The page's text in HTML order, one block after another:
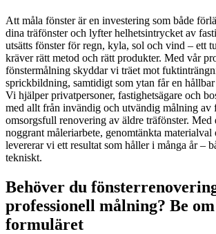
Att måla fönster är en investering som både
dina träfönster och lyfter helhetsintrycket av
utsätts fönster för regn, kyla, sol och vind – ett
kräver rätt metod och rätt produkter. Med vår
fönstermålning skyddar vi träet mot
sprickbildning, samtidigt som ytan får en
Vi hjälper privatpersoner, fastighetsägare och
med allt från invändig och utvändig målning
omsorgsfull renovering av äldre träfönster. Med
noggrant måleriarbete, genomtänkta
levererar vi ett resultat som håller i många år –
tekniskt.
Behöver du
professionell målning? Be
formuläret